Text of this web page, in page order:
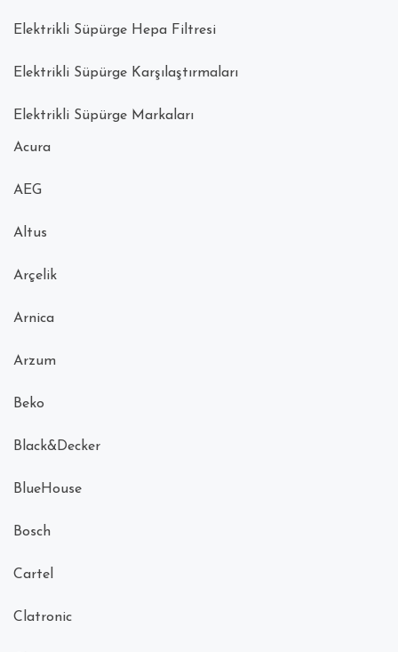
Elektrikli Süpürge Hepa Filtresi
Elektrikli Süpürge Karşılaştırmaları
Elektrikli Süpürge Markaları
Acura
AEG
Altus
Arçelik
Arnica
Arzum
Beko
Black&Decker
BlueHouse
Bosch
Cartel
Clatronic